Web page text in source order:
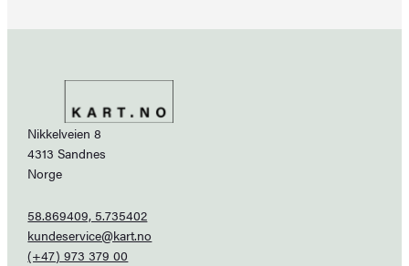
Nikkelveien 8
4313 Sandnes
Norge
58.869409, 5.735402
kundeservice@kart.no
(+47) 973 379 00